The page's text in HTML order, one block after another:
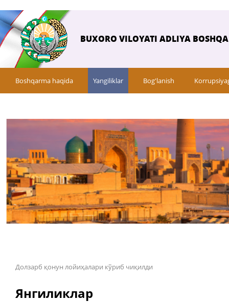
BUXORO VILOYATI ADLIYA
Boshqarma haqida Yangiliklar Bog'lanish
Долзарб қонун лойиҳалари кўриб чиқилди
Янгиликлар